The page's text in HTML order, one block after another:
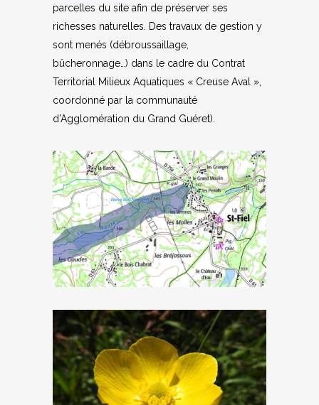
parcelles du site afin de préserver ses
richesses naturelles. Des travaux de gestion y
sont menés (débroussaillage,
bûcheronnage…) dans le cadre du Contrat
Territorial Milieux Aquatiques « Creuse Aval »,
coordonné par la communauté
d’Agglomération du Grand Guéret).